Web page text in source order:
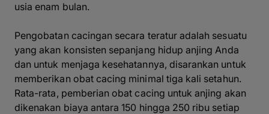
usia enam bulan.
Pengobatan cacingan secara teratur adalah sesuatu
yang akan konsisten sepanjang hidup anjing Anda
dan untuk menjaga kesehatannya, disarankan untuk
memberikan obat cacing minimal tiga kali setahun.
Rata-rata, pemberian obat cacing untuk anjing akan
dikenakan biaya antara 150 hingga 250 ribu setiap